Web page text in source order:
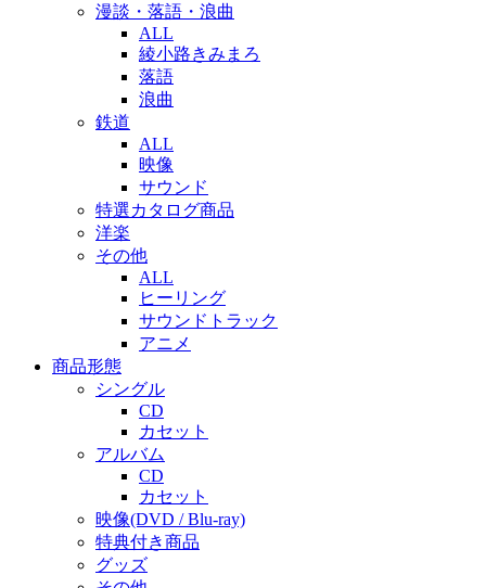
漫談・落語・浪曲
ALL
綾小路きみまろ
落語
浪曲
鉄道
ALL
映像
サウンド
特選カタログ商品
洋楽
その他
ALL
ヒーリング
サウンドトラック
アニメ
商品形態
シングル
CD
カセット
アルバム
CD
カセット
映像(DVD / Blu-ray)
特典付き商品
グッズ